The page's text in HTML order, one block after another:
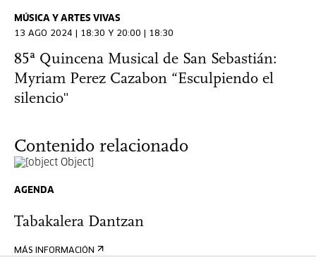
MÚSICA Y ARTES VIVAS
13 AGO 2024 | 18:30 Y 20:00 | 18:30
85ª Quincena Musical de San Sebastián:
Myriam Perez Cazabon “Esculpiendo el
silencio"
Contenido relacionado
AGENDA
Tabakalera Dantzan
MÁS INFORMACIÓN